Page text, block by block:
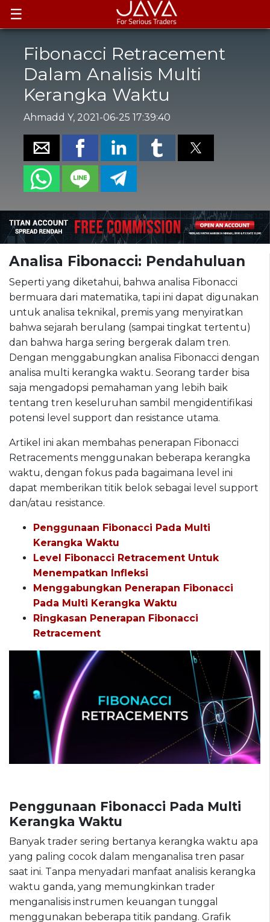
☰
Fibonacci Retracement
Dalam Analisis Multi
Kerangka Waktu
Ahmadd Y, 2021-06-25 17:39:40
Analisa Fibonacci: Pendahuluan
Seperti yang diketahui, bahwa analisa Fibonacci
bermuara dari matematika, tapi ini dapat digunakan
untuk analisa teknikal, premis yang menyiratkan
bahwa sejarah berulang (sampai tingkat tertentu)
dan bahwa harga sering bergerak dalam tren.
Dengan menggabungkan analisa Fibonacci dengan
analisa multi kerangka waktu. Seorang tarder bisa
saja mengadopsi pemahaman yang lebih baik
tentang tren keseluruhan sambil mengidentifikasi
potensi level support dan resistance utama.
Artikel ini akan membahas penerapan Fibonacci
Retracements menggunakan beberapa kerangka
waktu, dengan fokus pada bagaimana level ini
dapat memberikan titik belok sebagai level support
dan/atau resistance.
Penggunaan Fibonacci Pada Multi
Kerangka Waktu
Level Fibonacci Retracement Untuk
Menempatkan Infleksi
Menggabungkan Penerapan Fibonacci
Pada Multi Kerangka Waktu
Ringkasan Penerapan Fibonacci
Retracement
Penggunaan Fibonacci Pada Multi
Kerangka Waktu
Banyak trader sering bertanya kerangka waktu apa
yang paling cocok dalam menganalisa tren pasar
saat ini. Tanpa menyadari manfaat analisis kerangka
waktu ganda, yang memungkinkan trader
menganalisis instrumen keuangan tunggal
menggunakan beberapa titik pandang. Grafik